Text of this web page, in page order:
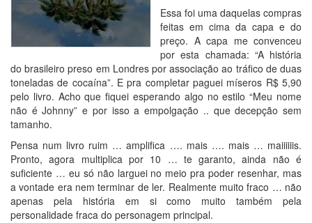
Essa foi uma daquelas compras
feitas em cima da capa e do
preço. A capa me convenceu
por esta chamada: “A história
do brasileiro preso em Londres por associação ao tráfico de duas
toneladas de cocaína”. E pra completar paguei míseros R$ 5,90
pelo livro. Acho que fiquei esperando algo no estilo “Meu nome
não é Johnny” e por isso a empolgação .. que decepção sem
tamanho.
Pensa num livro ruim … amplifica …. mais …. mais … maiiiiiis.
Pronto, agora multiplica por 10 … te garanto, ainda não é
suficiente … eu só não larguei no meio pra poder resenhar, mas
a vontade era nem terminar de ler. Realmente muito fraco … não
apenas pela história em si como muito também pela
personalidade fraca do personagem principal.